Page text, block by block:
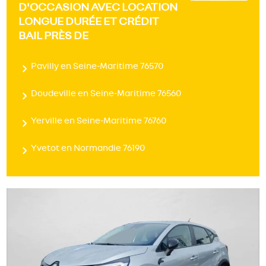
D'OCCASION AVEC LOCATION
LONGUE DURÉE ET CRÉDIT
BAIL PRÈS DE
Pavilly en Seine-Maritime 76570
Doudeville en Seine-Maritime 76560
Yerville en Seine-Maritime 76760
Yvetot en Normandie 76190